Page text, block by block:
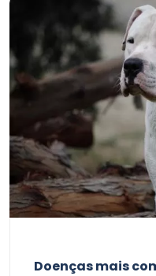
Doenças mais